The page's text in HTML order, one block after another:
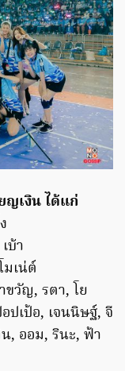
ญเงิน ได้แก่
บ้า
เน่ต์
ขวัญ, รตา, โย
ปเป้อ, เจนนิษฐ์, จี
, ออม, รินะ, ฟ้า